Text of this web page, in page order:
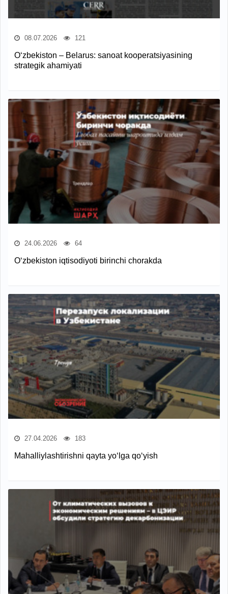
08.07.2026 121
O‘zbekiston – Belarus: sanoat kooperatsiyasining
strategik ahamiyati
24.06.2026 64
O‘zbekiston iqtisodiyoti birinchi chorakda
27.04.2026 183
Mahalliylashtirishni qayta yo‘lga qo‘yish